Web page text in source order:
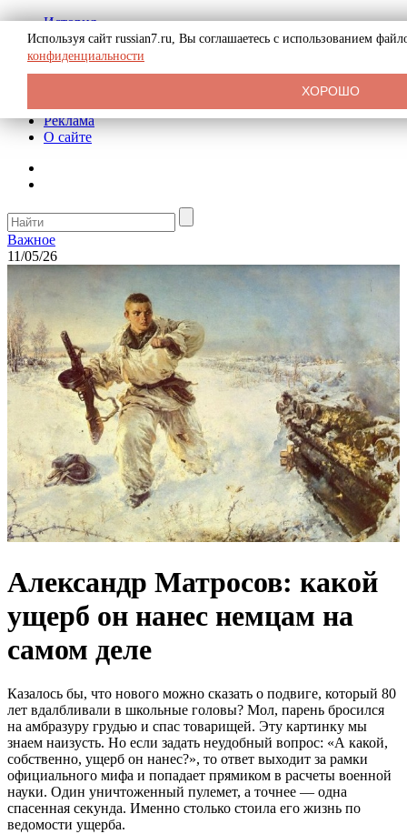
История
Биография
Криминал
СССР
Реклама
О сайте
Важное
11/05/26
Александр Матросов: какой
ущерб он нанес немцам на
самом деле
Казалось бы, что нового можно сказать о подвиге, который 80
лет вдалбливали в школьные головы? Мол, парень бросился
на амбразуру грудью и спас товарищей. Эту картинку мы
знаем наизусть. Но если задать неудобный вопрос: «А какой,
собственно, ущерб он нанес?», то ответ выходит за рамки
официального мифа и попадает прямиком в расчеты военной
науки. Один уничтоженный пулемет, а точнее — одна
спасенная секунда. Именно столько стоила его жизнь по
ведомости ущерба.
Используя сайт russian7.ru, Вы соглашаетесь с использованием
конфиденциальности
ХОРОШО